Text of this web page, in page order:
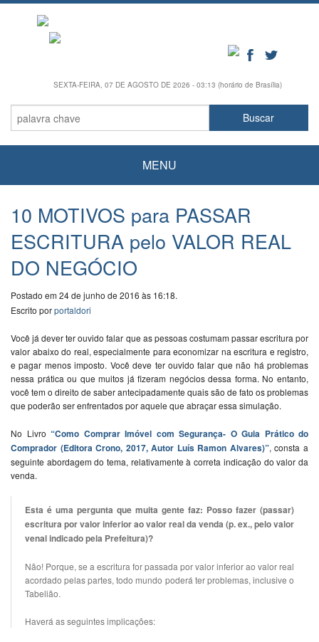
SEXTA-FEIRA, 07 DE AGOSTO DE 2026 - 03:13 (horário de Brasília)
MENU
10 MOTIVOS para PASSAR
ESCRITURA pelo VALOR REAL
DO NEGÓCIO
Postado em 24 de junho de 2016 às 16:18.
Escrito porportaldori
Você já dever ter ouvido falar que as pessoas costumam passar escritura por
valor abaixo do real, especialmente para economizar na escritura e registro,
e pagar menos imposto. Você deve ter ouvido falar que não há problemas
nessa prática ou que muitos já fizeram negócios dessa forma. No entanto,
você tem o direito de saber antecipadamente quais são de fato os problemas
que poderão ser enfrentados por aquele que abraçar essa simulação.
No Livro “Como Comprar Imóvel com Segurança- O Guia Prático do
Comprador (Editora Crono, 2017, Autor Luís Ramon Alvares)”, consta a
seguinte abordagem do tema, relativamente à correta indicação do valor da
venda.
Esta é uma pergunta que muita gente faz: Posso fazer (passar)
escritura por valor inferior ao valor real da venda (p. ex., pelo valor
venal indicado pela Prefeitura)?
Não! Porque, se a escritura for passada por valor inferior ao valor real
acordado pelas partes, todo mundo poderá ter problemas, inclusive o
Tabelião.
Haverá as seguintes implicações: